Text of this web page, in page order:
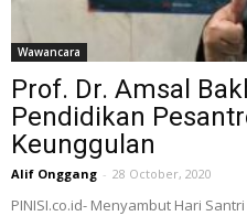
Wawancara
Prof. Dr. Amsal
Pendidikan
Keunggulan
Alif Onggang - 28 October, 2020
PINISI.co.id- Menyambut Hari